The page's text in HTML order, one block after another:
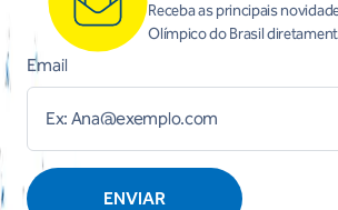
Receba as principais
Olímpico do Brasil
Email
ENVIAR